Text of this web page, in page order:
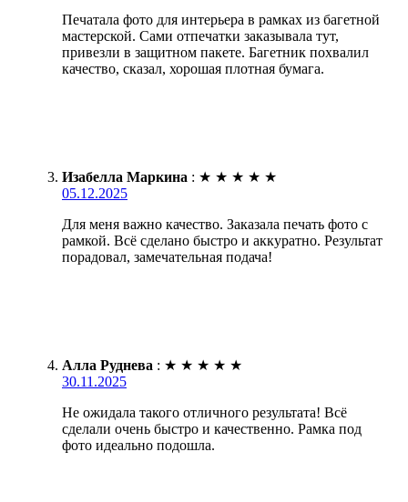
Печатала фото для интерьера в рамках из багетной
мастерской. Сами отпечатки заказывала тут,
привезли в защитном пакете. Багетник похвалил
качество, сказал, хорошая плотная бумага.
Изабелла Маркина : ★ ★ ★ ★ ★
05.12.2025
Для меня важно качество. Заказала печать фото с
рамкой. Всё сделано быстро и аккуратно. Результат
порадовал, замечательная подача!
Алла Руднева : ★ ★ ★ ★ ★
30.11.2025
Не ожидала такого отличного результата! Всё
сделали очень быстро и качественно. Рамка под
фото идеально подошла.